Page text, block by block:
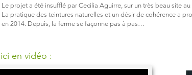
Le projet a été insufflé par Cecilia Aguirre, sur un très beau site
La pratique des teintures naturelles et un désir de cohérence a
en 2014. Depuis, la ferme se façonne pas à pas…
en vidéo :